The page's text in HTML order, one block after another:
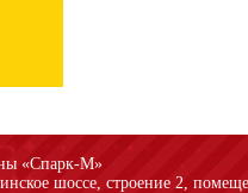
«Спарк-M»
шоссе, строение 2,